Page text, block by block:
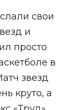
свои
и
просто
в
звезд
круто, а